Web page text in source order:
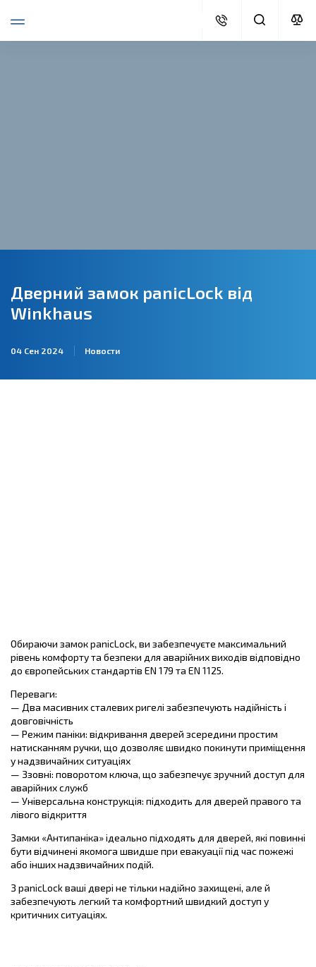
Дверний замок panicLock від
Winkhaus
04 Сен 2024 Новости
Обираючи замок panicLock, ви забезпечуєте максимальний
рівень комфорту та безпеки для аварійних виходів відповідно
до європейських стандартів EN 179 та EN 1125.
Переваги:
— Два масивних сталевих ригелі забезпечують надійність і
довговічність
— Режим паніки: відкривання дверей зсередини простим
натисканням ручки, що дозволяє швидко покинути приміщення
у надзвичайних ситуаціях
— Ззовні: поворотом ключа, що забезпечує зручний доступ для
аварійних служб
— Універсальна конструкція: підходить для дверей правого та
лівого відкриття
Замки «Антипаніка» ідеально підходять для дверей, які повинні
бути відчинені якомога швидше при евакуації під час пожежі
або інших надзвичайних подій.
З panicLock ваші двері не тільки надійно захищені, але й
забезпечують легкий та комфортний швидкий доступ у
критичних ситуаціях.